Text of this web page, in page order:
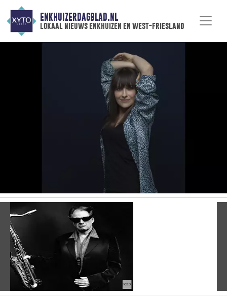
ENKHUIZERDAGBLAD.NL
lokaal nieuws enkhuizen en west-friesland
Vorige